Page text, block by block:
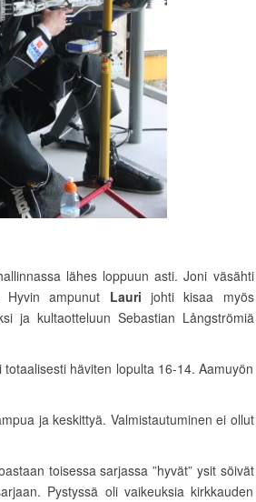
lähes loppuun asti. Joni väsähti
Hyvin ampunut Lauri johti kisaa myös
ja kultaotteluun Sebastian Långströmiä
häviten lopulta 16-14. Aamuyön
ja keskittyä. Valmistautuminen ei ollut
toisessa sarjassa ”hyvät” ysit söivät
Pystyssä oli vaikeuksia kirkkauden